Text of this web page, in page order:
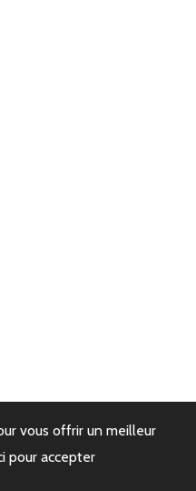
vous offrir un meilleur
pour accepter